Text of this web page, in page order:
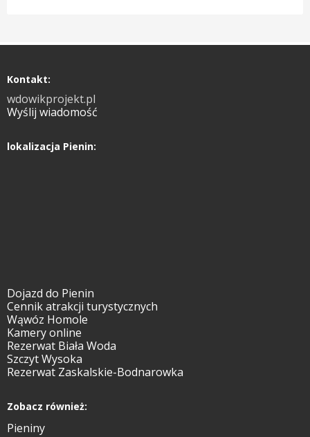
Kontakt:
wdowikprojekt.pl
Wyślij wiadomość
lokalizacja Pienin:
Dojazd do Pienin
Cennik atrakcji turystycznych
Wąwóz Homole
Kamery online
Rezerwat Biała Woda
Szczyt Wysoka
Rezerwat Zaskalskie-Bodnarowka
Zobacz również:
Pieniny